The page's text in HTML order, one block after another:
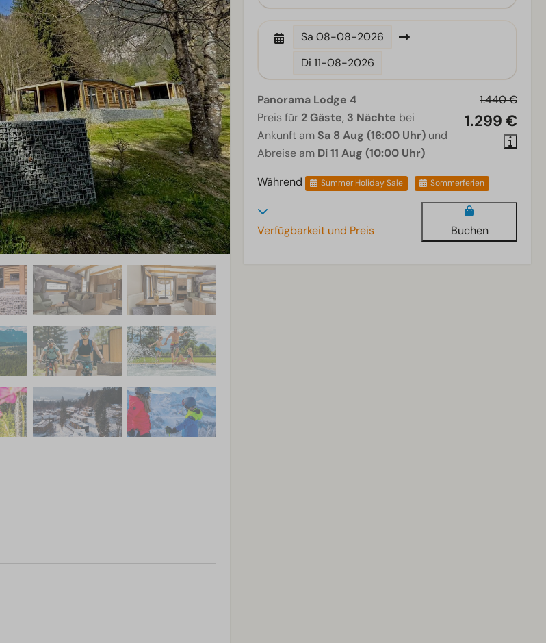
Sa 08-08-2026
Di 11-08-2026
1.440 €
1.299 €
Panorama Lodge 4
Preis für 2 Gäste, 3 Nächte bei
Ankunft am Sa 8 Aug (16:00 Uhr) und
Abreise am Di 11 Aug (10:00 Uhr)
Während
Summer Holiday Sale Sommerferien
Verfügbarkeit und Preis Buchen